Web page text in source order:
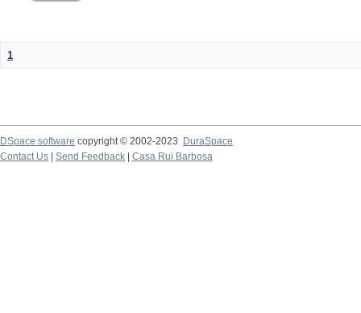
1
DSpace software copyright © 2002-2023
DuraSpace
Contact Us
Send Feedback Casa Rui Barbosa